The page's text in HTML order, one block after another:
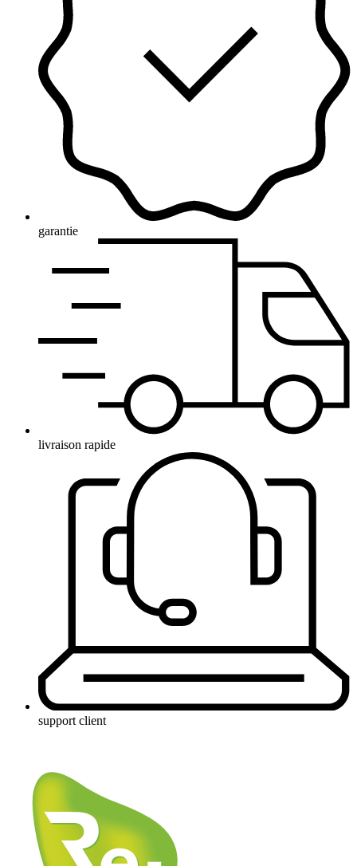
garantie
livraison rapide
support client